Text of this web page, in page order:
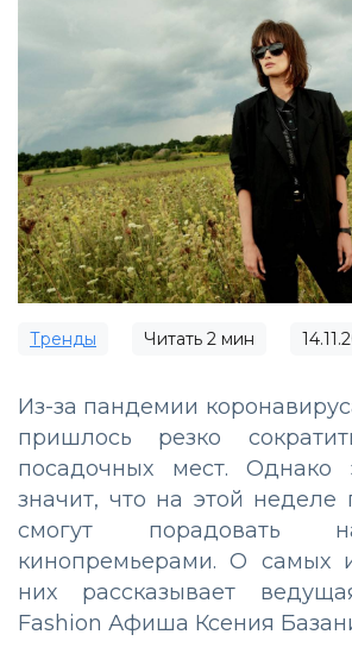
Тренды Читать 2 мин
Из-за пандемии
пришлось резко
посадочных мест. Однако
значит, что на этой неделе
смогут порадовать
кинопремьерами. О самых
них рассказывает
Fashion Афиша Ксения